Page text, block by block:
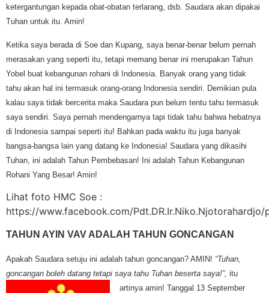
ketergantungan kepada obat-obatan terlarang, dsb. Saudara akan dipakai
Tuhan untuk itu. Amin!
Ketika saya berada di Soe dan Kupang, saya benar-benar belum pernah
merasakan yang seperti itu, tetapi memang benar ini merupakan Tahun
Yobel buat kebangunan rohani di Indonesia. Banyak orang yang tidak
tahu akan hal ini termasuk orang-orang Indonesia sendiri. Demikian pula
kalau saya tidak bercerita maka Saudara pun belum tentu tahu termasuk
saya sendiri. Saya pernah mendengarnya tapi tidak tahu bahwa hebatnya
di Indonesia sampai seperti itu! Bahkan pada waktu itu juga banyak
bangsa-bangsa lain yang datang ke Indonesia! Saudara yang dikasihi
Tuhan, ini adalah Tahun Pembebasan! Ini adalah Tahun Kebangunan
Rohani Yang Besar! Amin!
Lihat foto HMC Soe :
https://www.facebook.com/Pdt.DR.Ir.Niko.Njotorahardjo/
TAHUN AYIN VAV ADALAH TAHUN GONCANGAN
Apakah Saudara setuju ini adalah tahun goncangan? AMIN! “Tuhan,
goncangan boleh datang tetapi saya tahu Tuhan beserta saya!”, itu
artinya amin! Tangga l 13 September